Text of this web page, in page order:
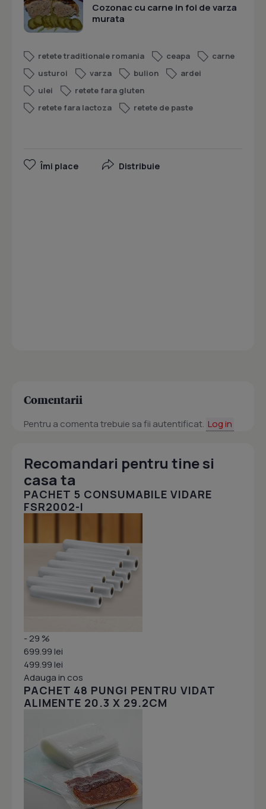
Cozonac cu carne in foi de varza
murata
retete traditionale romania ceapa
carne
usturoi
varza bulion
ardei
ulei
retete fara gluten
retete fara lactoza
retete de paste
Îmi place Distribuie
Comentarii
Pentru a comenta trebuie sa fii autentificat. Log in
Recomandari pentru tine si
casa ta
PACHET 5 CONSUMABILE VIDARE
FSR2002-I
- 29 %
699.99 lei
499.99 lei
Adauga in cos
PACHET 48 PUNGI PENTRU VIDAT
ALIMENTE 20.3 X 29.2CM